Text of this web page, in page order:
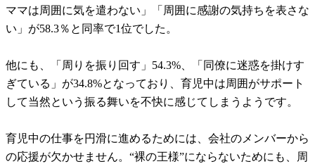
ママは周囲に気を遣わない」「周囲に感謝の気持ちを表さな
い」が58.3％と同率で1位でした。
他にも、「周りを振り回す」54.3%、「同僚に迷惑を掛けす
ぎている」が34.8%となっており、育児中は周囲がサポート
して当然という振る舞いを不快に感じてしまうようです。
育児中の仕事を円滑に進めるためには、会社のメンバーから
の応援が欠かせません。“裸の王様”にならないためにも、周